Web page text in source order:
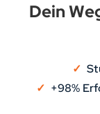
Dein
+98%